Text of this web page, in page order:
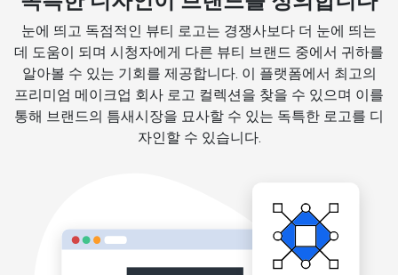
눈에 띄고 독점적인 뷰티 로고는 경쟁사보다 더 눈에 띄는
데 도움이 되며 시청자에게 다른 뷰티 브랜드 중에서 귀하를
알아볼 수 있는 기회를 제공합니다. 이 플랫폼에서 최고의
프리미엄 메이크업 회사 로고 컬렉션을 찾을 수 있으며 이를
통해 브랜드의 틈새시장을 묘사할 수 있는 독특한 로고를 디
자인할 수 있습니다.